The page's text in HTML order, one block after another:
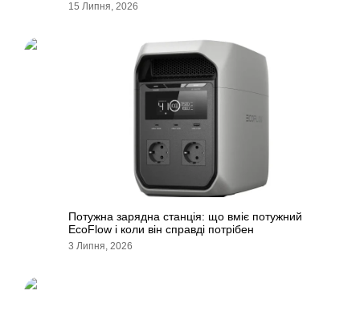
15 Липня, 2026
Потужна зарядна станція: що вміє потужний
EcoFlow і коли він справді потрібен
3 Липня, 2026